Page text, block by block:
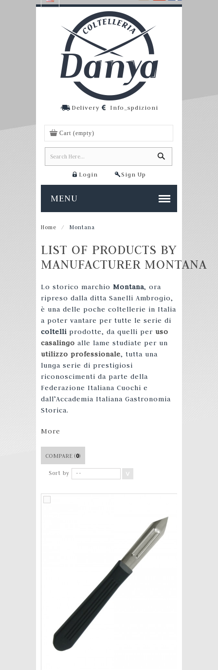
Login Sign Up
Cart (empty)
Delivery Info_spdizioni
MENU
Home / Montana
LIST OF PRODUCTS BY
MANUFACTURER MONTANA
Lo storico marchio Montana, ora
ripreso dalla ditta Sanelli Ambrogio,
è una delle poche coltellerie in Italia
a poter vantare per tutte le serie di
coltelli prodotte, da quelli per uso
casalingo alle lame studiate per un
utilizzo professionale, tutta una
lunga serie di prestigiosi
riconoscimenti da parte della
Federazione Italiana Cuochi e
dall’Accademia Italiana Gastronomia
Storica.
More
COMPARE (0)
Sort by --